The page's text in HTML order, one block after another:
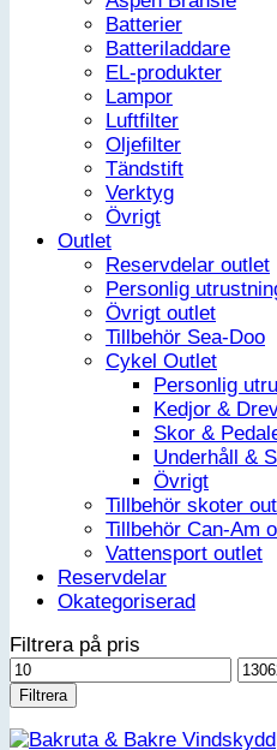
Batterier
Batteriladdare
EL-produkter
Lampor
Luftfilter
Oljefilter
Tändstift
Verktyg
Övrigt
Outlet
Reservdelar outlet
Personlig
Övrigt outlet
Tillbehör Sea-Doo
Cykel Outlet
Personlig
Kedjor &
Skor &
Underhåll &
Övrigt
Tillbehör skoter
Tillbehör Can-Am
Vattensport outlet
Reservdelar
Okategoriserad
Filtrera på pris
Min
pris
Max
Filtrera